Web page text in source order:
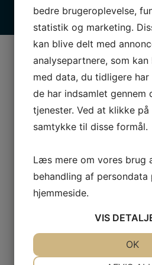
Det siger
om
Super god hjælp fra
hentede min havareret
autohjælp. Fixede bilen.
åbningstid. Betalte med
letteste jeg nogensinde
bedre brugeroplevelse,
statistik og marketing.
kan blive delt med
analysepartnere, som
med data, du tidligere
de har indsamlet gennem
tjenester. Ved at klikke
samtykke til disse formål.
Læs mere om vores brug
behandling af persondata
hjemmeside.
VIS
OK